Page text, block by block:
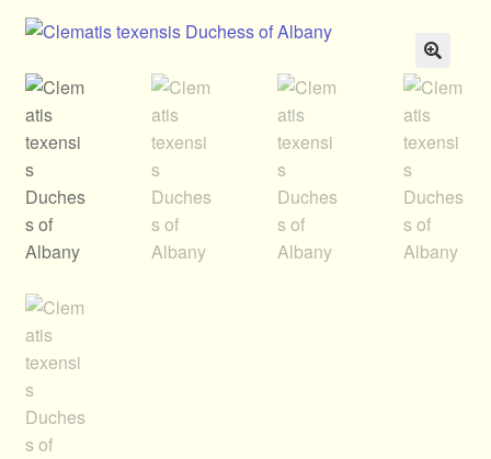
Ratgeber
Über Clematis
Über uns
Warenkorb
🔍